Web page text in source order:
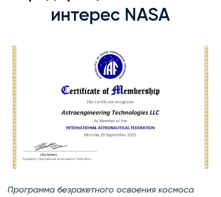
интерес NASA
Программа безракетного освоения космоса